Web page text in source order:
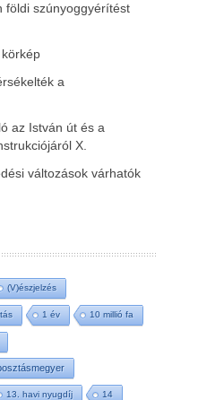
földi szúnyoggyérítést
a
az István út és a
X.
változások várhatók
(V)észjelzés
1 év 10 millió fa
13. havi nyugdíj 14